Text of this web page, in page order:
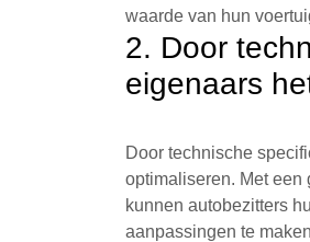
waarde van hun
2. Door
eigenaars
Door technische
optimaliseren. Met een
kunnen autobezitters
aanpassingen te